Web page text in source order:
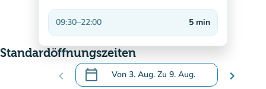
09:30–22:00 5 min
Standardöffnungszeiten
chevron_left calendar_today Von 3. Aug. Zu 9. Aug.
.Öffnen Sie den Kalender, um Daten zu
chevron_right